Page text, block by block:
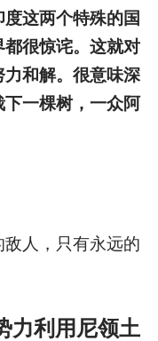
这两个特殊的国
很惊诧。这就对
和解。很意味深
一棵树，一众阿
人，只有永远的
力利用尼领土